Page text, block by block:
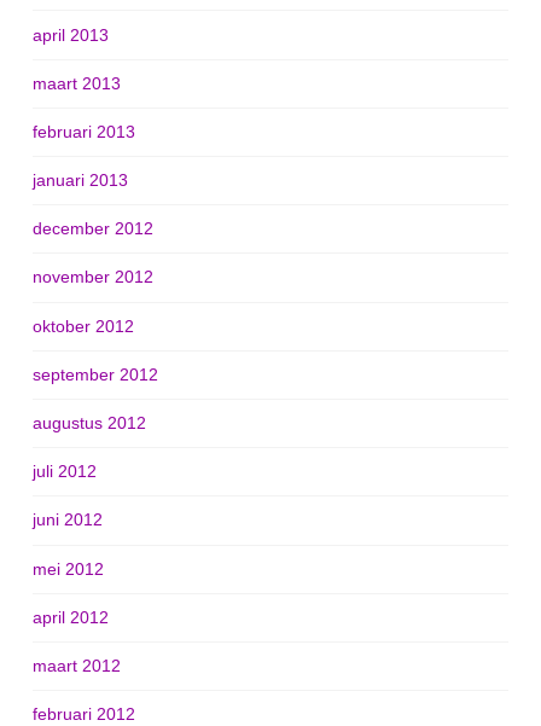
april 2013
maart 2013
februari 2013
januari 2013
december 2012
november 2012
oktober 2012
september 2012
augustus 2012
juli 2012
juni 2012
mei 2012
april 2012
maart 2012
februari 2012